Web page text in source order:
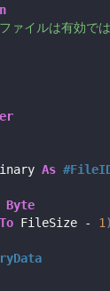
ァイルは有効で
As
Byte
To FileSize - 1 )